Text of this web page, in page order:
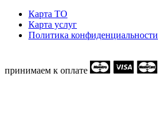
Карта ТO
Карта услуг
Политика конфиденциальности
принимаем к оплате